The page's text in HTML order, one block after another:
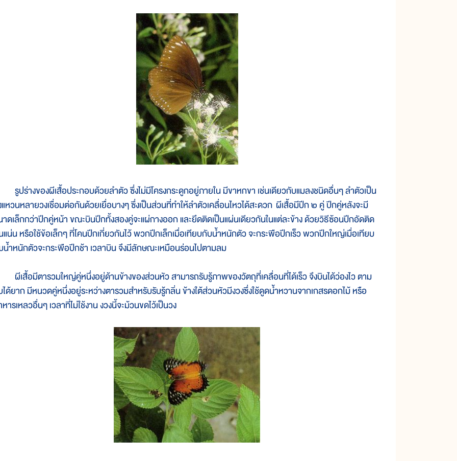
รูปร่างของผีเสื้อประกอบด้วยลำตัว ซึ่งไม่มีโครงกระดูกอยู่ภายใน มีขาหกขา เช่นเดียวกับแมลงชนิดอื่นๆ ลำตัวเป็น
หวนหลายวงเชื่อมต่อกันด้วยเยื่อบางๆ ซึ่งเป็นส่วนที่ทำให้ลำตัวเคลื่อนไหวได้สะดวก ผีเสื้อมีปีก ๒ คู่ ปีกคู่หลังจะมี
ดเล็กกว่าปีกคู่หน้า ขณะบินปีกทั้งสองคู่จะแผ่กางออก และยึดติดเป็นแผ่นเดียวกันในแต่ละข้าง ด้วยวิธีซ้อนปีกอัดติด
น่น หรือใช้ข้อเล็กๆ ที่โคนปีกเกี่ยวกันไว้ พวกปีกเล็กเมื่อเทียบกับน้ำหนักตัว จะกระพือปีกเร็ว พวกปีกใหญ่เมื่อเทียบ
น้ำหนักตัวจะกระพือปีกช้า เวลาบิน จึงมีลักษณะเหมือนร่อนไปตามลม
ผีเสื้อมีตารวมใหญ่คู่หนึ่งอยู่ด้านข้างของส่วนหัว สามารถรับรู้ภาพของวัตถุที่เคลื่อนที่ได้เร็ว จึงบินได้ว่องไว ตาม
ได้ยาก มีหนวดคู่หนึ่งอยู่ระหว่างตารวมสำหรับรับรู้กลิ่น ข้างใต้ส่วนหัวมีงวงซึ่งใช้ดูดน้ำหวานจากเกสรดอกไม้ หรือ
ารเหลวอื่นๆ เวลาที่ไม่ใช้งาน งวงนี้จะม้วนขดไว้เป็นวง